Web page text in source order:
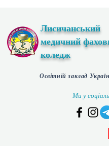
Лисичанський
медичний
коледж
Освітній заклад
Ми у